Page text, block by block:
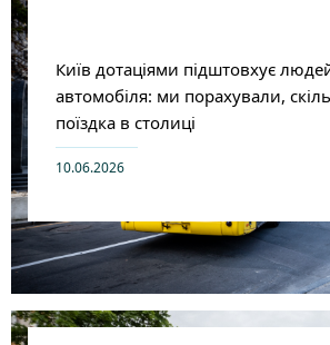
Київ дотаціями підштовхує
автомобіля: ми порахували,
поїздка в столиці
10.06.2026